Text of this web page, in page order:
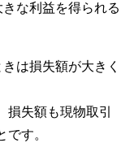
な利益を得られる
は損失額が大きく
失額も現物取引
す。